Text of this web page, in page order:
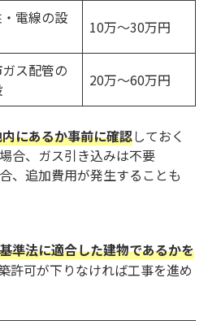
電線の設
10万～30万円
ス配管の
20万～60万円
にあるか事前に確認しておく
合、ガス引き込みは不要
、追加費用が発生することも
準法に適合した建物であるかを
許可が下りなければ工事を進め